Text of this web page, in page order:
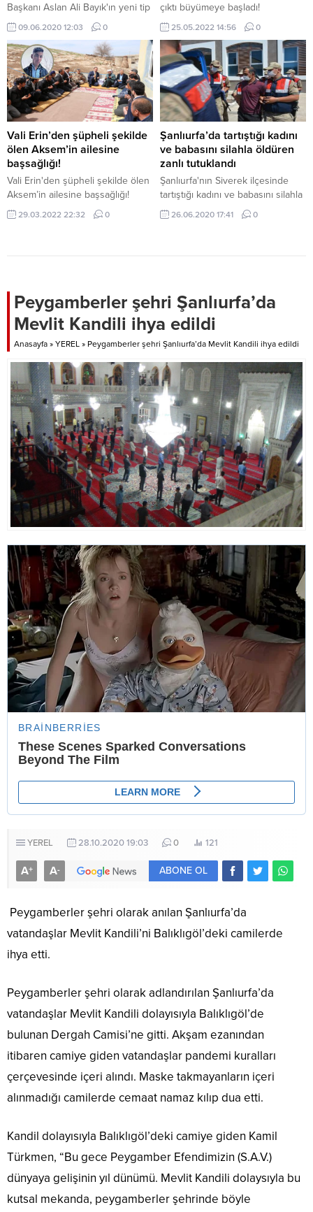
Başkanı Aslan Ali Bayık'ın yeni tip
koronavirüs (Kovid-19) testi pozitif
çıktı.
09.06.2020 12:03 0
çıktı büyümeye başladı!
25.05.2022 14:56 0
Vali Erin’den şüpheli şekilde
ölen Aksem’in ailesine
başsağlığı!
Vali Erin'den şüpheli şekilde ölen
Aksem’in ailesine başsağlığı!
29.03.2022 22:32 0
Şanlıurfa’da tartıştığı kadını
ve babasını silahla öldüren
zanlı tutuklandı
Şanlıurfa'nın Siverek ilçesinde
tartıştığı kadını ve babasını silahla
öldüren zanlı cezaevine
26.06.2020 17:41 0
Peygamberler şehri Şanlıurfa’da
Mevlit Kandili ihya edildi
Anasayfa » YEREL » Peygamberler şehri Şanlıurfa’da Mevlit Kandili ihya edildi
YEREL 28.10.2020 19:03 0 121
A+ A- ABONE OL
Peygamberler şehri olarak anılan Şanlıurfa’da
vatandaşlar Mevlit Kandili’ni Balıklıgöl’deki camilerde
ihya etti.
Peygamberler şehri olarak adlandırılan Şanlıurfa’da
vatandaşlar Mevlit Kandili dolayısıyla Balıklıgöl’de
bulunan Dergah Camisi’ne gitti. Akşam ezanından
itibaren camiye giden vatandaşlar pandemi kuralları
çerçevesinde içeri alındı. Maske takmayanların içeri
alınmadığı camilerde cemaat namaz kılıp dua etti.
Kandil dolayısıyla Balıklıgöl’deki camiye giden Kamil
Türkmen, “Bu gece Peygamber Efendimizin (S.A.V.)
dünyaya gelişinin yıl dünümü. Mevlit Kandili dolaysıyla bu
kutsal mekanda, peygamberler şehrinde böyle